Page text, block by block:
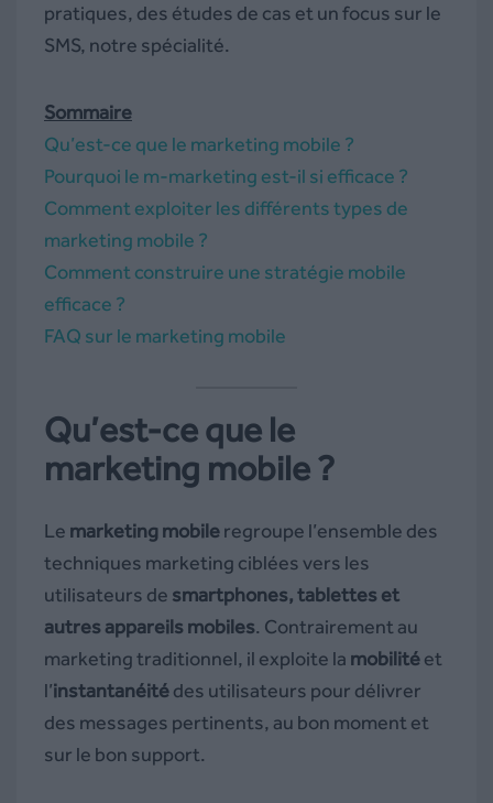
pratiques, des études de cas et un focus sur le
SMS, notre spécialité.
Sommaire
Qu’est-ce que le marketing mobile ?
Pourquoi le m-marketing est-il si efficace ?
Comment exploiter les différents types de
marketing mobile ?
Comment construire une stratégie mobile
efficace ?
FAQ sur le marketing mobile
Qu’est-ce que le
marketing mobile ?
Le marketing mobileregroupe l’ensemble des
techniques marketing ciblées vers les
utilisateurs de smartphones, tablettes et
autres appareils mobiles. Contrairement au
marketing traditionnel, il exploite la mobilitéet
l’instantanéitédes utilisateurs pour délivrer
des messages pertinents, au bon moment et
sur le bon support.